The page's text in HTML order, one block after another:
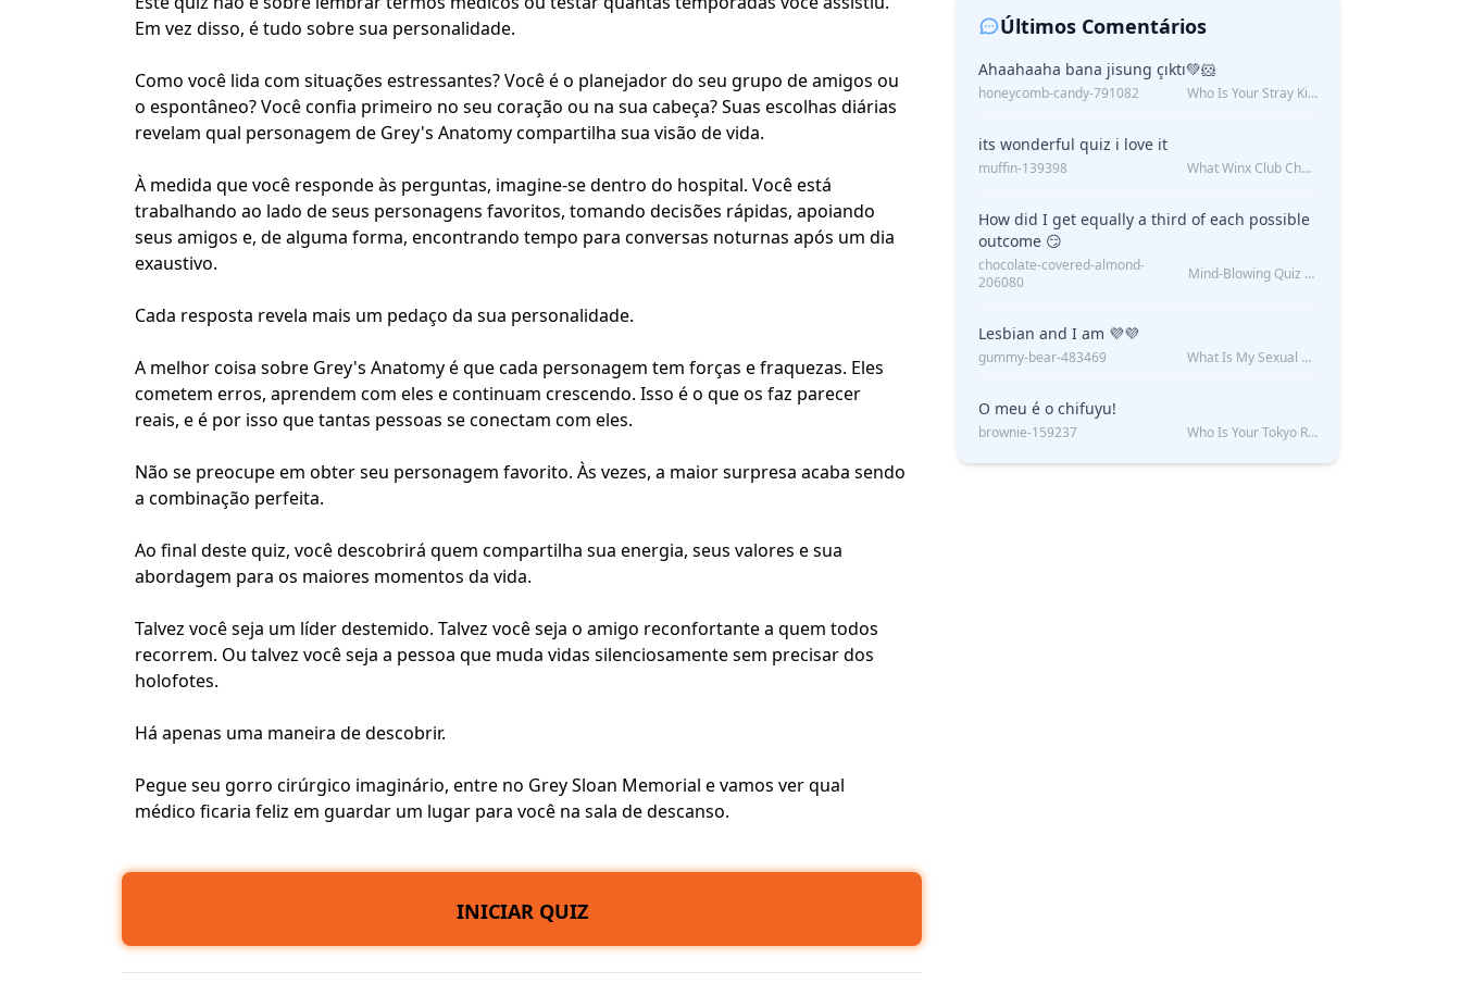
Em vez disso, é tudo sobresua personalidade.
Como você lida com situações estressantes? Você é o planejador do seu grupo de amigos ou
o espontâneo? Você confia primeiro no seu coração ou na sua cabeça? Suas escolhas diárias
revelam qual personagem de Grey's Anatomy compartilha sua visão de vida.
À medida que você responde às perguntas, imagine-se dentro do hospital. Você está
trabalhando ao lado de seus personagens favoritos, tomando decisões rápidas, apoiando
seus amigos e, de alguma forma, encontrando tempo para conversas noturnas após um dia
exaustivo.
Cada resposta revela mais um pedaço da sua personalidade.
A melhor coisa sobre Grey's Anatomy é que cada personagem tem forças e fraquezas. Eles
cometem erros, aprendem com eles e continuam crescendo. Isso é o que os faz parecer
reais, e é por isso que tantas pessoas se conectam com eles.
Não se preocupe em obter seu personagem favorito. Às vezes, a maior surpresa acaba sendo
a combinação perfeita.
Ao final deste quiz, você descobrirá quem compartilha sua energia, seus valores e sua
abordagem para os maiores momentos da vida.
Talvez você seja um líder destemido. Talvez você seja o amigo reconfortante a quem todos
recorrem. Ou talvez você seja a pessoa que muda vidas silenciosamente sem precisar dos
holofotes.
Há apenas uma maneira de descobrir.
Pegue seu gorro cirúrgico imaginário, entre no Grey Sloan Memorial e vamos ver qual
médico ficaria feliz em guardar um lugar para você na sala de descanso.
INICIAR QUIZ
Últimos Comentários
Ahaahaaha bana jisung çıktı💚🐹
honeycomb-candy-791082 Who Is Your Stray Kids Boyfriend?
its wonderful quiz i love it
muffin-139398 What Winx Club Character Are You?
How did I get equally a third of each possible
outcome 😏
chocolate-covered-almond-
206080
Mind-Blowing Quiz Reveals: Will I Be Alone Forever?
Lesbian and I am 💜💜
gummy-bear-483469 What Is My Sexual Orientation: Uncovered
O meu é o chifuyu!
brownie-159237 Who Is Your Tokyo Revengers Boyfriend?